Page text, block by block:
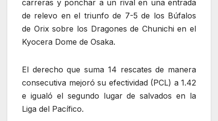
carreras y ponchar a un rival en una entrada
de relevo en el triunfo de 7-5 de los Búfalos
de Orix sobre los Dragones de Chunichi en el
Kyocera Dome de Osaka.
El derecho que suma 14 rescates de manera
consecutiva mejoró su efectividad (PCL) a 1.42
e igualó el segundo lugar de salvados en la
Liga del Pacífico.